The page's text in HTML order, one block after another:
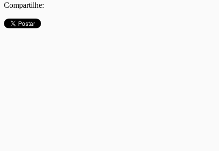
Compartilhe: